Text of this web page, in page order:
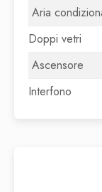
Aria
Doppi vetri
Ascensore
Interfono